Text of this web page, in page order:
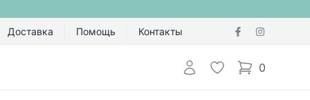
Доставка Помощь Контакты
Авторизоваться
Избранное
0
items in cart,